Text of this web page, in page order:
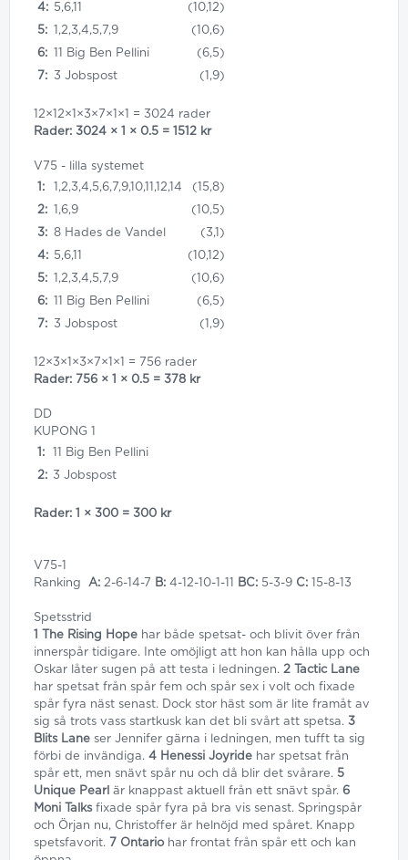
4: 5,6,11
(10,12)
5: 1,2,3,4,5,7,9
(10,6)
6: 11 Big Ben Pellini
(6,5)
7:
3 Jobspost (1,9)
12×12×1×3×7×1×1 = 3024 rader
Rader: 3024 × 1 × 0.5 = 1512 kr
V75 - lilla systemet
1:
1,2,3,4,5,6,7,9,10,11,12,14
(15,8)
2: 1,6,9
(10,5)
3: 8 Hades de Vandel
(3,1)
4: 5,6,11
(10,12)
5: 1,2,3,4,5,7,9
(10,6)
6: 11 Big Ben Pellini
(6,5)
7:
3 Jobspost (1,9)
12×3×1×3×7×1×1 = 756 rader
Rader: 756 × 1 × 0.5 = 378 kr
DD
KUPONG 1
1:
11 Big Ben Pellini
2: 3 Jobspost
Rader: 1 × 300 = 300 kr
V75-1
Ranking A: 2-6-14-7 B: 4-12-10-1-11 BC: 5-3-9 C: 15-8-13
Spetsstrid
1 The Rising Hope har både spetsat- och blivit över från
innerspår tidigare. Inte omöjligt att hon kan hålla upp och
Oskar låter sugen på att testa i ledningen. 2 Tactic Lane
har spetsat från spår fem och spår sex i volt och fixade
spår fyra näst senast. Dock stor häst som är lite framåt av
sig så trots vass startkusk kan det bli svårt att spetsa. 3
Blits Lane ser Jennifer gärna i ledningen, men tufft ta sig
förbi de invändiga. 4 Henessi Joyride har spetsat från
spår ett, men snävt spår nu och då blir det svårare. 5
Unique Pearl är knappast aktuell från ett snävt spår. 6
Moni Talksfixade spår fyra på bra vis senast. Springspår
och Örjan nu, Christoffer är helnöjd med spåret. Knapp
spetsfavorit. 7 Ontariohar frontat från spår ett och kan